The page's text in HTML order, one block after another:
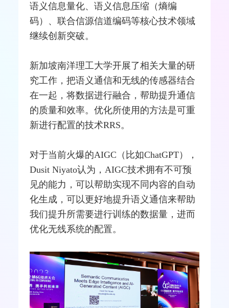
语义信息量化、语义信息压缩（熵编
码）、联合信源信道编码等核心技术领域
继续创新突破。
新加坡南洋理工大学开展了相关大量的研
究工作，把语义通信和无线的传感器结合
在一起，将数据进行融合 ，帮助提升通信
的质量和效率。优化所使用的方法是可重
新进行配置的技术RRS。
对于当前火爆的AIGC（比如ChatGPT），
Dusit Niyato认为，AIGC技术拥有不可预
见的能力，可以帮助实现不同内容的自动
化生成，可以更好地提升语义通信来帮助
我们提升所需要进行训练的数据量，进而
优化无线系统的配置。